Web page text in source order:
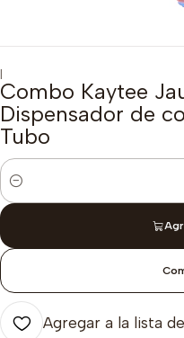
|
Combo Kaytee
Dispensador de
Tubo
Cantidad
Agregar a la lista